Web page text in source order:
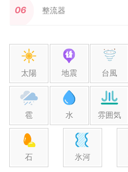
整流器
太陽 地震 台風
雹 水 雰囲気
石 氷河